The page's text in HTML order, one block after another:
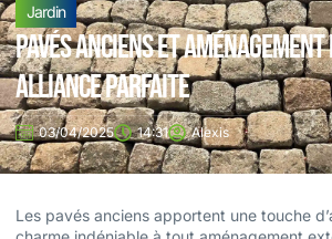
Jardin
Pavés anciens et
alliance parfaite
03/04/2025 14:31 Alexis
Les pavés anciens apportent une touche